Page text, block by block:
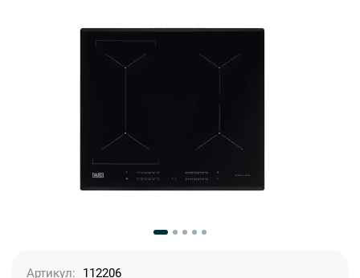
Артикул: 112206